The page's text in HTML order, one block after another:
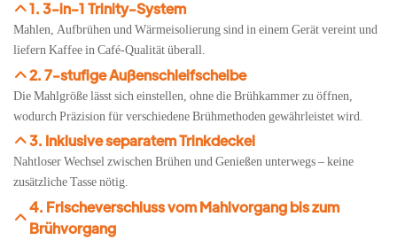
1. 3-in-1 Trinity-System
Mahlen, Aufbrühen und Wärmeisolierung sind in einem Gerät vereint und
liefern Kaffee in Café-Qualität überall.
2. 7-stufige Außenschleifscheibe
Die Mahlgröße lässt sich einstellen, ohne die Brühkammer zu öffnen,
wodurch Präzision für verschiedene Brühmethoden gewährleistet wird.
3. Inklusive separatem Trinkdeckel
Nahtloser Wechsel zwischen Brühen und Genießen unterwegs – keine
zusätzliche Tasse nötig.
4. Frischeverschluss vom Mahlvorgang bis zum
Brühvorgang